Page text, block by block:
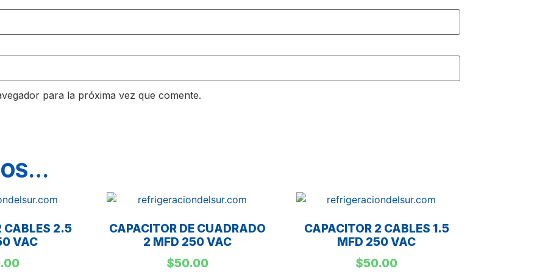
para la próxima vez que comente.
CABLES 2.5
VAC
CAPACITOR DE CUADRADO
2 MFD 250 VAC
$50.00
CAPACITOR 2 CABLES 1.5
MFD 250 VAC
$50.00